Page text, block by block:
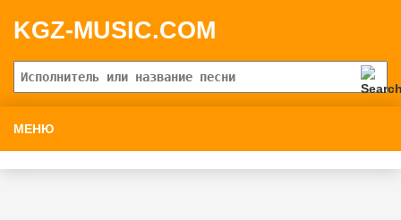
KGZ-MUSIC.COM
МЕНЮ